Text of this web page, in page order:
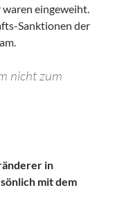
eingeweiht.
Sanktionen der
nicht zum
in
mit dem